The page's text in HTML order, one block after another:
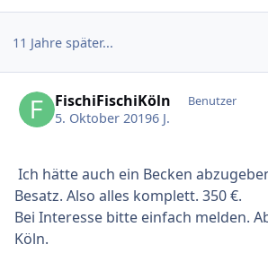
11 Jahre später...
FischiFischiKöln Benutzer
5. Oktober 20196 J.
Ich hätte auch ein Becken
Besatz. Also alles komplett. 350 €.
Bei Interesse bitte einfach melden.
Köln.